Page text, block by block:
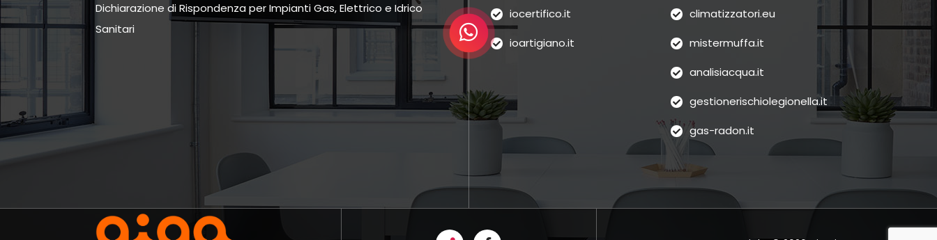
Dichiarazione di Rispondenza per Impianti Gas, Elettrico e Idrico
Sanitari
iocertifico.it
ioartigiano.it
climatizzatori.eu
mistermuffa.it
analisiacqua.it
gestionerischiolegionella.it
gas-radon.it